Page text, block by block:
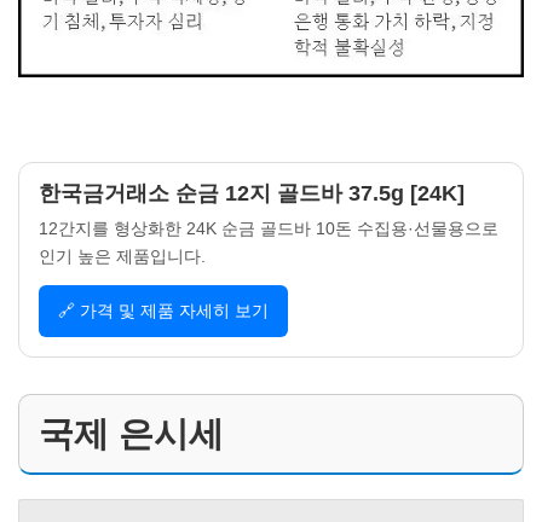
한국금거래소 순금 12지 골드바 37.5g [24K]
12간지를 형상화한 24K 순금 골드바 10돈 수집용·선물용으로
인기 높은 제품입니다.
🔗 가격 및 제품 자세히 보기
국제 은시세